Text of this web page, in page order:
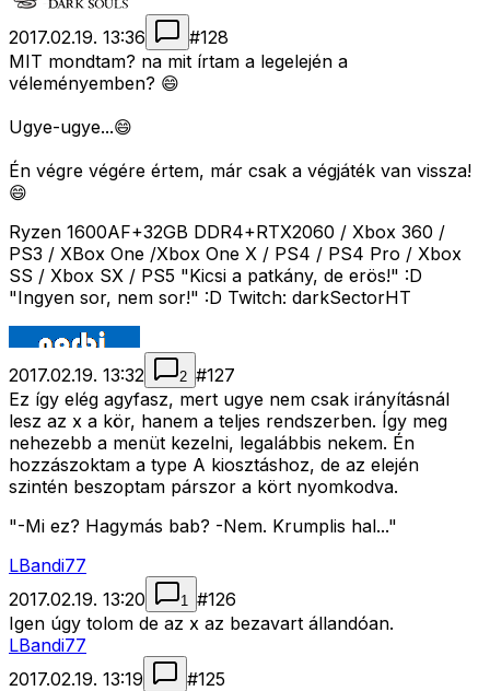
2017.02.19. 13:36 #128
MIT mondtam? na mit írtam a legelején a
véleményemben? 😄
Ugye-ugye...😄
Én végre végére értem, már csak a végjáték van vissza!
😄
Ryzen 1600AF+32GB DDR4+RTX2060 / Xbox 360 /
PS3 / XBox One /Xbox One X / PS4 / PS4 Pro / Xbox
SS / Xbox SX / PS5 "Kicsi a patkány, de erös!" :D
"Ingyen sor, nem sor!" :D Twitch: darkSectorHT
2017.02.19. 13:32 2 #127
Ez így elég agyfasz, mert ugye nem csak irányításnál
lesz az x a kör, hanem a teljes rendszerben. Így meg
nehezebb a menüt kezelni, legalábbis nekem. Én
hozzászoktam a type A kiosztáshoz, de az elején
szintén beszoptam párszor a kört nyomkodva.
"-Mi ez? Hagymás bab? -Nem. Krumplis hal..."
LBandi77
2017.02.19. 13:20
1 #126
Igen úgy tolom de az x az bezavart állandóan.
LBandi77
2017.02.19. 13:19
#125